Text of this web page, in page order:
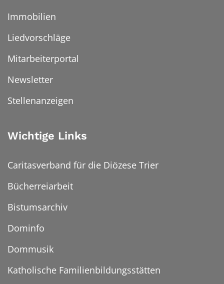
Immobilien
Liedvorschläge
Mitarbeiterportal
Newsletter
Stellenanzeigen
Wichtige Links
Caritasverband für die Diözese Trier
Bücherreiarbeit
Bistumsarchiv
Dominfo
Dommusik
Katholische Familienbildungsstätten